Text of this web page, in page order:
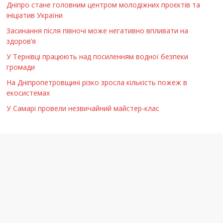
Дніпро стане головним центром молодіжних проєктів та
ініціатив України
Засинання після півночі може негативно впливати на
здоров’я
У Тернівці працюють над посиленням водної безпеки
громади
На Дніпропетровщині різко зросла кількість пожеж в
екосистемах
У Самарі провели незвичайний майстер-клас